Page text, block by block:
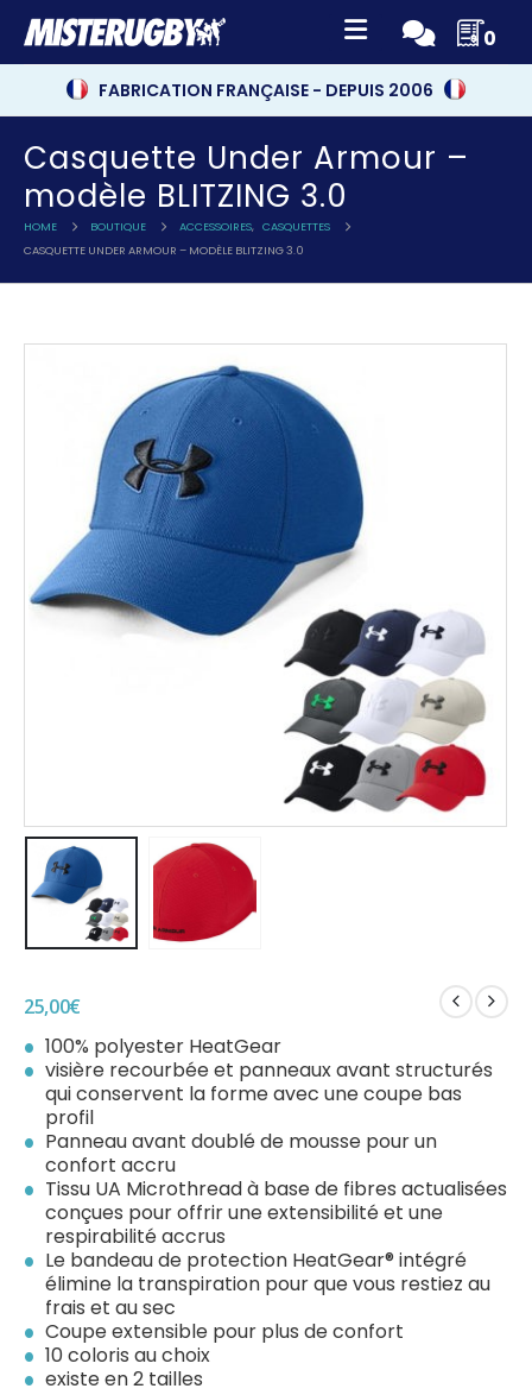
0
FABRICATION FRANÇAISE - DEPUIS 2006
Casquette Under Armour –
modèle BLITZING 3.0
HOME BOUTIQUE ACCESSOIRES, CASQUETTES
CASQUETTE UNDER ARMOUR – MODÈLE BLITZING 3.0
25,00€
100% polyester HeatGear
visière recourbée et panneaux avant structurés
qui conservent la forme avec une coupe bas
profil
Panneau avant doublé de mousse pour un
confort accru
Tissu UA Microthread à base de fibres actualisées
conçues pour offrir une extensibilité et une
respirabilité accrus
Le bandeau de protection HeatGear® intégré
élimine la transpiration pour que vous restiez au
frais et au sec
Coupe extensible pour plus de confort
10 coloris au choix
existe en 2 tailles